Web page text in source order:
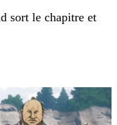
sort le chapitre et